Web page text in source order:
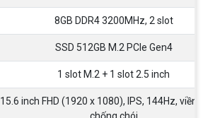
8GB DDR4 3200MHz, 2 slot
SSD 512GB M.2 PCIe Gen4
1 slot M.2 + 1 slot 2.5 inch
15.6 inch FHD (1920 x 1080), IPS, 144Hz, viền
chống chói
với tuổi thơ của game thủ Việt vào những
thơ của game thủ Việt vào những năm 2000
Hãng ASRock Công Bố 2 dòng Card Đồ